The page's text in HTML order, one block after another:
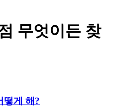
무엇이든 찾
떻게 해?